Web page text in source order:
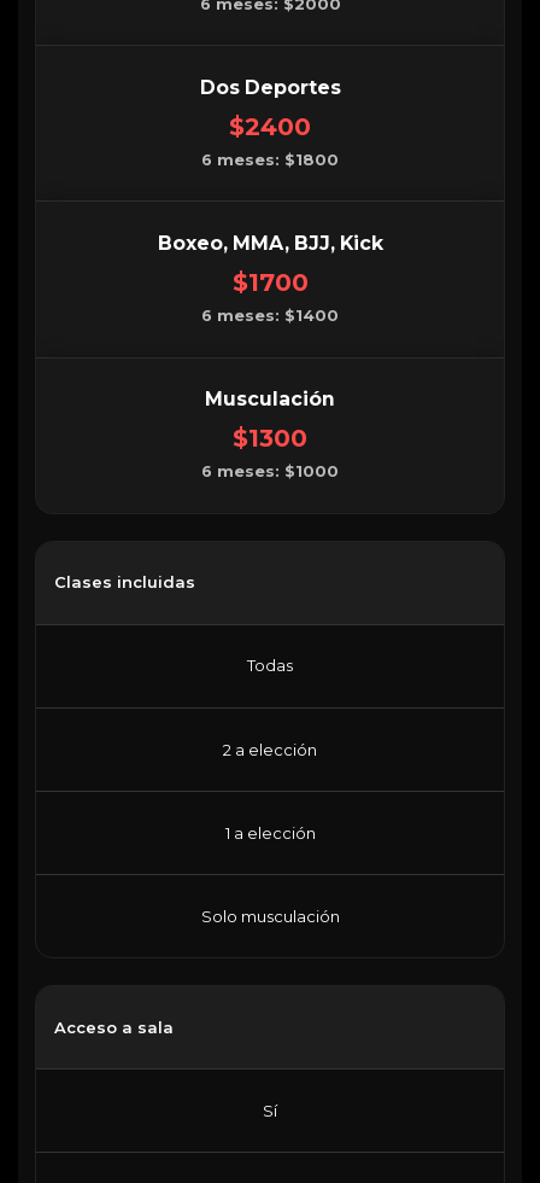
Dos Deportes
$2400
6 meses: $1800
Boxeo, MMA, BJJ, Kick
$1700
6 meses: $1400
Musculación
$1300
6 meses: $1000
Clases incluidas
Todas
2 a elección
1 a elección
Solo musculación
Acceso a sala
Sí